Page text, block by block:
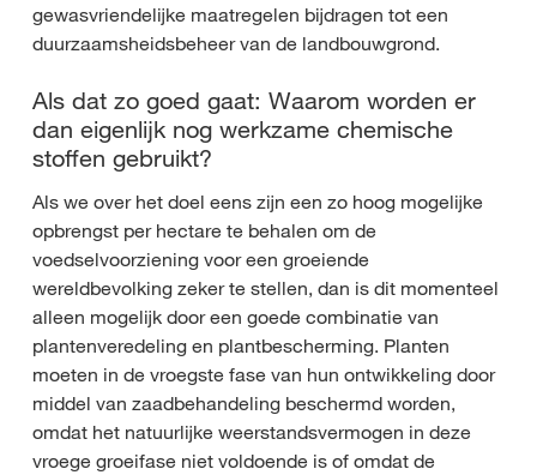
gewasvriendelijke maatregelen bijdragen tot een
duurzaamsheidsbeheer van de landbouwgrond.
Als dat zo goed gaat: Waarom worden er
dan eigenlijk nog werkzame chemische
stoffen gebruikt?
Als we over het doel eens zijn een zo hoog mogelijke
opbrengst per hectare te behalen om de
voedselvoorziening voor een groeiende
wereldbevolking zeker te stellen, dan is dit momenteel
alleen mogelijk door een goede combinatie van
plantenveredeling en plantbescherming. Planten
moeten in de vroegste fase van hun ontwikkeling door
middel van zaadbehandeling beschermd worden,
omdat het natuurlijke weerstandsvermogen in deze
vroege groeifase niet voldoende is of omdat de